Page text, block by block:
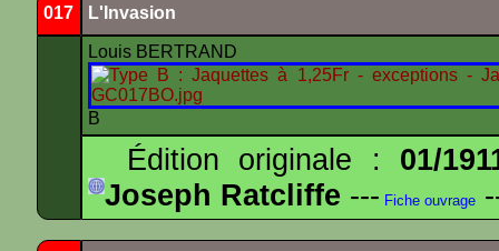
017 L'Invasion
Louis BERTRAND
B
Édition originale : 01/
Joseph Ratcliffe --- Fiche ouvrage